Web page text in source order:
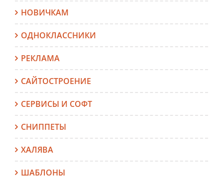
НОВИЧКАМ
ОДНОКЛАССНИКИ
РЕКЛАМА
САЙТОСТРОЕНИЕ
СЕРВИСЫ И СОФТ
СНИППЕТЫ
ХАЛЯВА
ШАБЛОНЫ